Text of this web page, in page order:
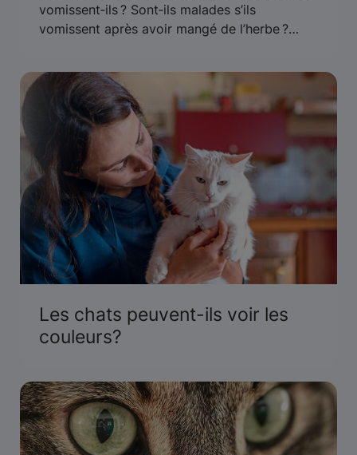
vomissent‑ils ? Sont‑ils malades s’ils
vomissent après avoir mangé de l’herbe ?
manger de l’herbe et de vomir.
Les chats peuvent-ils voir les
couleurs?